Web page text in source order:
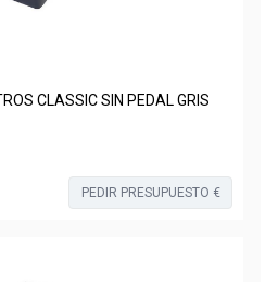
CLASSIC SIN PEDAL GRIS
PEDIR PRESUPUESTO €